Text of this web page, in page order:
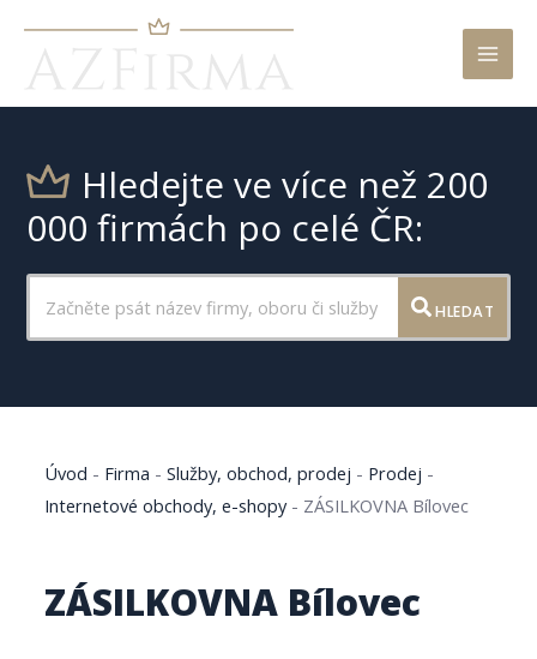
Hledejte ve více než 200
000 firmách po celé ČR:
HLEDAT
Úvod - Firma -Služby, obchod, prodej - Prodej -
Internetové obchody, e-shopy- ZÁSILKOVNA Bílovec
ZÁSILKOVNA Bílovec